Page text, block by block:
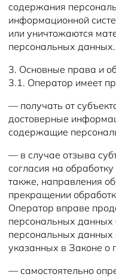
содержания
информационной
или уничтожаются
персональных данных.
3. Основные права и
3.1. Оператор имеет
— получать от
достоверные
содержащие
— в случае отзыва
согласия на
также, направления
прекращении
Оператор вправе
персональных данных
персональных данных
указанных в Законе о
— самостоятельно